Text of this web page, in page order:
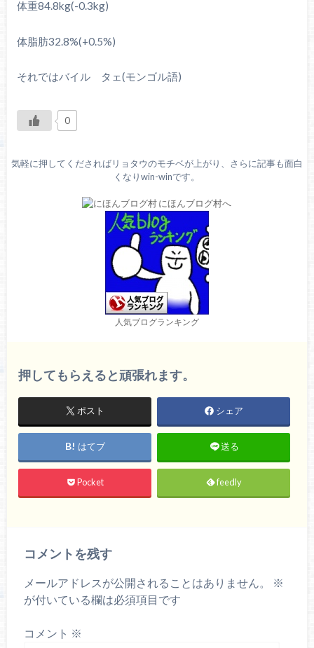
体重84.8kg(-0.3kg)
体脂肪32.8%(+0.5%)
それではバイル タェ(モンゴル語)
0
気軽に押してくださればリョタウのモチベが上がり、さらに記事も面白
くなりwin-winです。
人気ブログランキング
押してもらえると頑張れます。
ポスト シェア
はてブ 送る
Pocket feedly
コメントを残す
メールアドレスが公開されることはありません。
※
が付いている欄は必須項目です
コメント ※